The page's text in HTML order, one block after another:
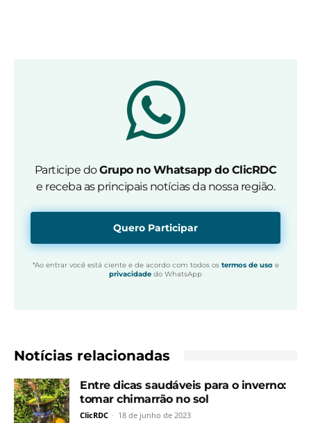
Participe doGrupo no Whatsapp do ClicRDC
e receba as principais notícias da nossa região.
Quero Participar
*Ao entrar você está ciente e de acordo com todos os termos de usoe
privacidade do WhatsApp
Notícias relacionadas
Entre dicas saudáveis para o inverno:
tomar chimarrão no sol
ClicRDC - 18 de junho de 2023